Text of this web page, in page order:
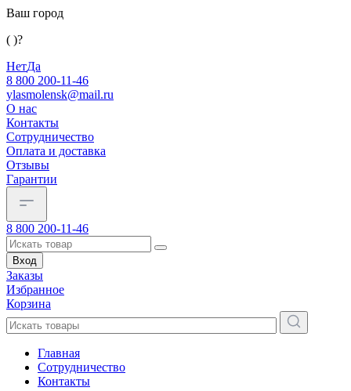
Ваш город
( )?
НетДа
8 800 200-11-46
ylasmolensk@mail.ru
О нас
Контакты
Сотрудничество
Оплата и доставка
Отзывы
Гарантии
8 800 200-11-46
Вход
Заказы
Избранное
Корзина
Главная
Сотрудничество
Контакты